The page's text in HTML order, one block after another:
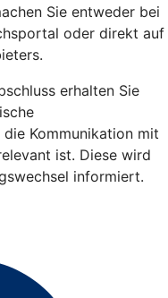
Sie entweder bei
oder direkt auf
erhalten Sie
Kommunikation mit
ist. Diese wird
informiert.